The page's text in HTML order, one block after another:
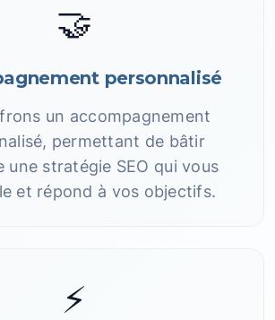
🤝
personnalisé
un accompagnement
permettant de bâtir
une stratégie SEO qui vous
et répond à vos objectifs.
⚡